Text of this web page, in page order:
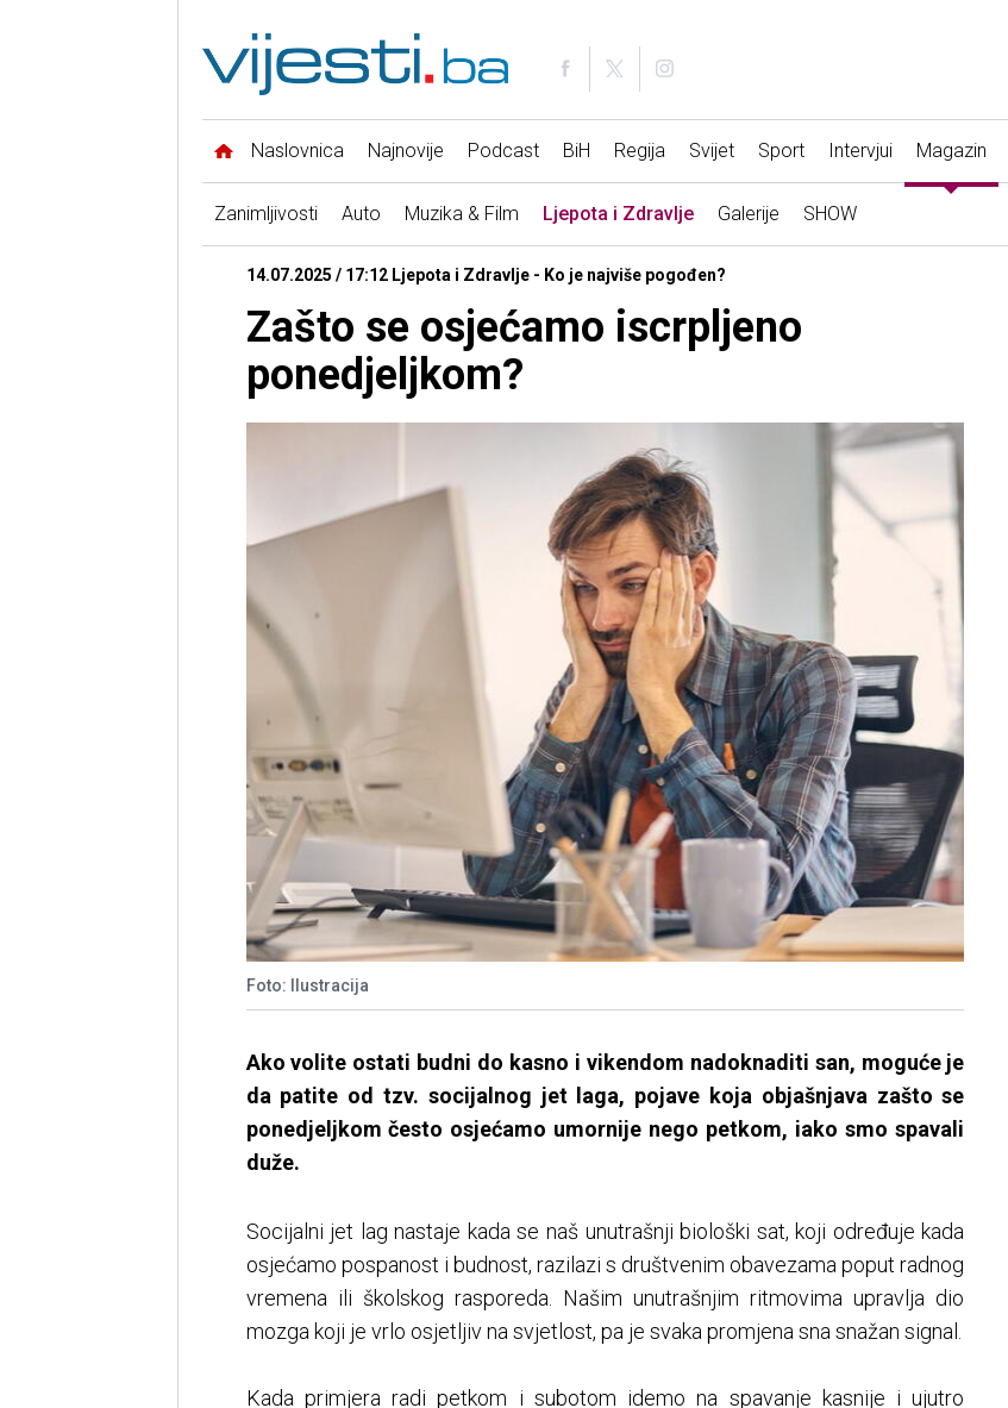
Naslovnica Najnovije Podcast BiH Regija Svijet Sport Intervjui Magazin
Zanimljivosti Auto Muzika & Film Ljepota i Zdravlje Galerije SHOW
14.07.2025 / 17:12 Ljepota i Zdravlje - Ko je najviše pogođen?
Zašto se osjećamo iscrpljeno
ponedjeljkom?
Foto: Ilustracija
Ako volite ostati budni do kasno i vikendom nadoknaditi san, moguće je
da patite od tzv. socijalnog jet laga, pojave koja objašnjava zašto se
ponedjeljkom često osjećamo umornije nego petkom, iako smo spavali
duže.
Socijalni jet lag nastaje kada se naš unutrašnji biološki sat, koji određuje kada
osjećamo pospanost i budnost, razilazi s društvenim obavezama poput radnog
vremena ili školskog rasporeda. Našim unutrašnjim ritmovima upravlja dio
mozga koji je vrlo osjetljiv na svjetlost, pa je svaka promjena sna snažan signal.
Kada primjera radi petkom i subotom idemo na spavanje kasnije i ujutro